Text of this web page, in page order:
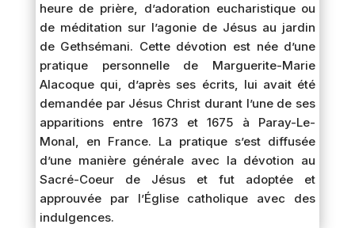
heure de prière, d’adoration eucharistique ou
de méditation sur l’agonie de Jésus au jardin
de Gethsémani. Cette dévotion est née d’une
pratique personnelle de Marguerite-Marie
Alacoque qui, d’après ses écrits, lui avait été
demandée par Jésus Christ durant l’une de ses
apparitions entre 1673 et 1675 à Paray-Le-
Monal, en France. La pratique s’est diffusée
d’une manière générale avec la dévotion au
Sacré-Coeur de Jésus et fut adoptée et
approuvée par l’Église catholique avec des
indulgences.